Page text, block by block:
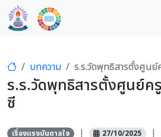
บทความ ร.ร.วัดพุทธิสารตั้งศูนย์
ร.ร.วัดพุทธิสารตั้งศูนย์ค
ซี
เรื่องแรงบันดาลใจ | 27/10/2025 |